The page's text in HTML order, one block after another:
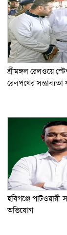
শ্রীমঙ্গল রেলওয়ে
রেলপথের সম্ভাব্যতা
হবিগঞ্জে
অভিযোগ